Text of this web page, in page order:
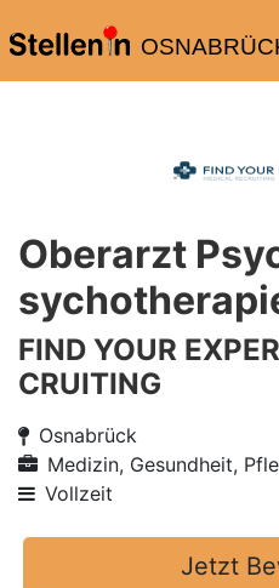
Oberarzt
FIND YOUR
CRUITING
Osnabrück
Medizin, Gesundheit,
Vollzeit
Jetzt